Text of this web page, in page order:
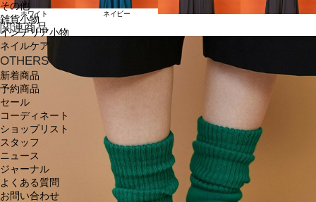
その他
雑貨小物
インテリア小物
ネイルケア
OTHERS
新着商品
予約商品
セール
コーディネート
ショップリスト
スタッフ
ニュース
ジャーナル
よくある質問
お問い合わせ
ホワイト ネイビー
関連商品